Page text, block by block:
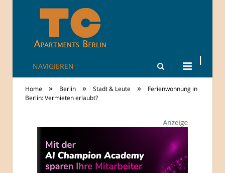
TheCity: Living
Apartments in
Berlin
NAVIGIEREN
Home » Berlin » Stadt & Leute »
Ferienwohnung in
Berlin: Vermieten erlaubt?